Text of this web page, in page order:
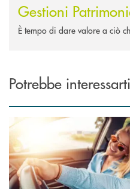
Gestioni
È tempo di dare valore a ciò
Potrebbe
Scopri di più Claris Rent